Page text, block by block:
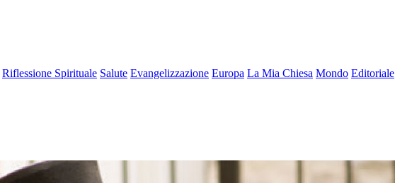
Riflessione Spirituale Salute Evangelizzazione Europa La Mia Chiesa Mondo Editoriale